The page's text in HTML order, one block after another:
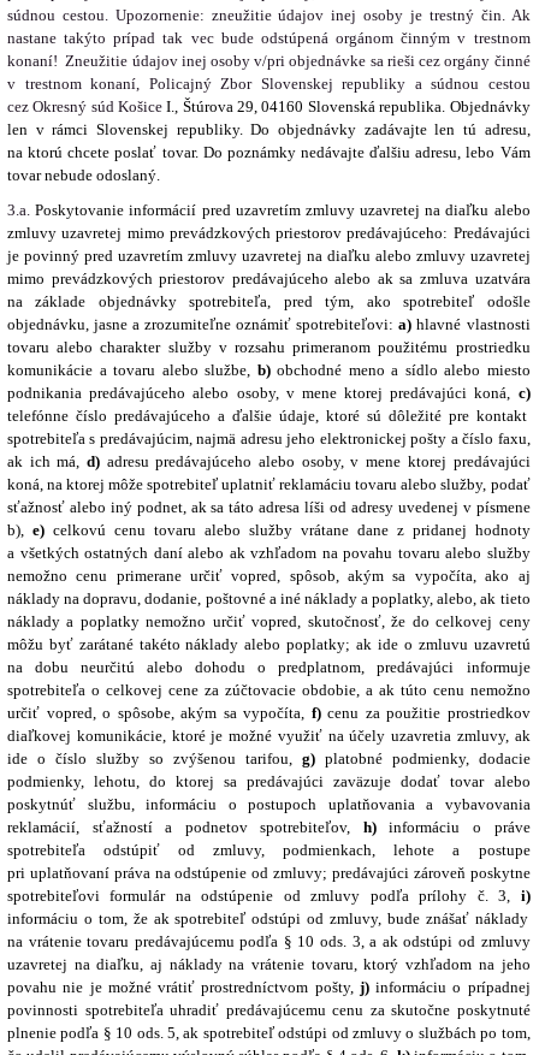
súdnou cestou. Upozornenie: zneužitie údajov inej osoby je trestný čin. Ak
nastane takýto prípad tak vec bude odstúpená orgánom činným v trestnom
konaní! Zneužitie údajov inej osoby v/pri objednávke sa rieši cez orgány činné
v trestnom konaní, Policajný Zbor Slovenskej republiky a súdnou cestou
cez Okresný súd KošiceI., Štúrova 29, 04160 Slovenská republika. Objednávky
len v rámci Slovenskej republiky.Do objednávky zadávajte len tú adresu,
na ktorú chcete poslať tovar. Do poznámky nedávajteďalšiu adresu, lebo Vám
tovar nebude odoslaný.
3.a.Poskytovanie informácií pred uzavretím zmluvy uzavretej na diaľku alebo
zmluvy uzavretej mimo prevádzkových priestorov predávajúceho: Predávajúci
je povinný pred uzavretím zmluvy uzavretej na diaľku alebo zmluvy uzavretej
mimo prevádzkových priestorov predávajúceho alebo ak sa zmluva uzatvára
na základe objednávky spotrebiteľa, pred tým, ako spotrebiteľ odošle
objednávku, jasne a zrozumiteľne oznámiť spotrebiteľovi:a) hlavné vlastnosti
tovaru alebo charakter služby v rozsahu primeranom použitému prostriedku
komunikácie a tovaru alebo službe, b)obchodné meno a sídlo alebo miesto
podnikania predávajúceho alebo osoby, v mene ktorej predávajúci koná, c)
telefónne číslo predávajúceho a ďalšie údaje, ktoré sú dôležité pre kontakt
spotrebiteľa s predávajúcim, najmä adresu jeho elektronickej pošty a číslo faxu,
ak ich má, d) adresu predávajúceho alebo osoby, v mene ktorej predávajúci
koná, na ktorej môže spotrebiteľ uplatniť reklamáciu tovaru alebo služby, podať
sťažnosť alebo iný podnet, ak sa táto adresa líši od adresy uvedenej v písmene
b), e)celkovú cenu tovaru alebo služby vrátane dane z pridanej hodnoty
a všetkých ostatných daní alebo ak vzhľadom na povahu tovaru alebo služby
nemožno cenu primerane určiť vopred, spôsob, akým sa vypočíta, ako aj
náklady na dopravu, dodanie, poštovné a iné náklady a poplatky, alebo, ak tieto
náklady a poplatky nemožno určiť vopred, skutočnosť, že do celkovej ceny
môžu byť zarátané takéto náklady alebo poplatky; ak ide o zmluvu uzavretú
na dobu neurčitú alebo dohodu o predplatnom, predávajúci informuje
spotrebiteľa o celkovej cene za zúčtovacie obdobie, a ak túto cenu nemožno
určiť vopred, o spôsobe, akým sa vypočíta, f)cenu za použitie prostriedkov
diaľkovej komunikácie, ktoré je možné využiť na účely uzavretia zmluvy, ak
ide o číslo služby so zvýšenou tarifou, g)platobné podmienky, dodacie
podmienky, lehotu, do ktorej sa predávajúci zaväzuje dodať tovar alebo
poskytnúť službu, informáciu o postupoch uplatňovania a vybavovania
reklamácií, sťažností a podnetov spotrebiteľov,
h)informáciu o práve
spotrebiteľa odstúpiť od zmluvy, podmienkach, lehote a postupe
pri uplatňovaní práva na odstúpenie od zmluvy; predávajúci zároveň poskytne
spotrebiteľovi formulár na odstúpenie od zmluvy podľa prílohy č. 3, i)
informáciu o tom, že ak spotrebiteľ odstúpi od zmluvy, bude znášať náklady
na vrátenie tovaru predávajúcemu podľa § 10 ods. 3, a ak odstúpi od zmluvy
uzavretej na diaľku, aj náklady na vrátenie tovaru, ktorý vzhľadom na jeho
povahu nie je možné vrátiť prostredníctvom pošty, j)informáciu o prípadnej
povinnosti spotrebiteľa uhradiť predávajúcemu cenu za skutočne poskytnuté
plnenie podľa § 10 ods. 5, ak spotrebiteľ odstúpi od zmluvy o službách po tom,